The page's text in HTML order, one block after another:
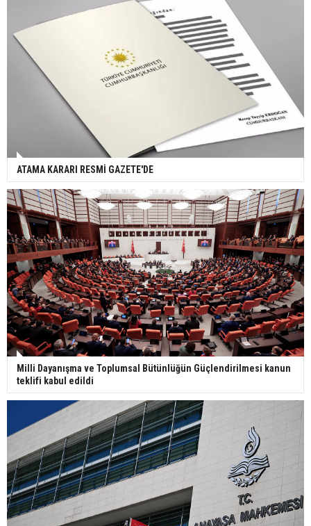
ATAMA KARARI RESMİ GAZETE'DE
Milli Dayanışma ve Toplumsal Bütünlüğün Güçlendirilmesi kanun
teklifi kabul edildi